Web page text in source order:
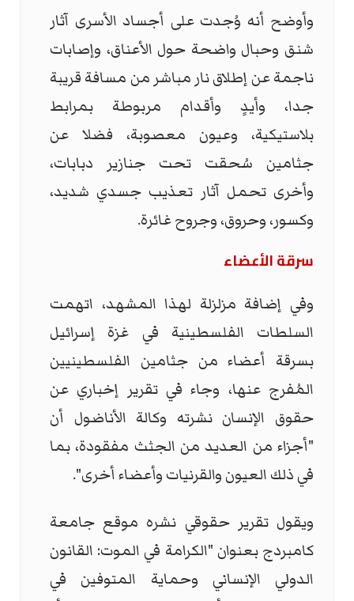
وأوضح أنه وُجدت على أجساد الأسرى آثار
شنق وحبال واضحة حول الأعناق، وإصابات
ناجمة عن إطلاق نار مباشر من مسافة قريبة
جدا، وأيدٍ وأقدام مربوطة بمرابط
بلاستيكية، وعيون معصوبة، فضلا عن
جثامين سُحقت تحت جنازير دبابات،
وأخرى تحمل آثار تعذيب جسدي شديد،
وكسور، وحروق، وجروح غائرة.
سرقة الأعضاء
وفي إضافة مزلزلة لهذا المشهد، اتهمت
السلطات الفلسطينية في غزة إسرائيل
بسرقة أعضاء من جثامين الفلسطينيين
المُفرج عنها، وجاء في تقرير إخباري عن
حقوق الإنسان نشرته وكالة الأناضول أن
"أجزاء من العديد من الجثث مفقودة، بما
في ذلك العيون والقرنيات وأعضاء أخرى".
ويقول تقرير حقوقي نشره موقع جامعة
كامبردج بعنوان "الكرامة في الموت: القانون
الدولي الإنساني وحماية المتوفين في